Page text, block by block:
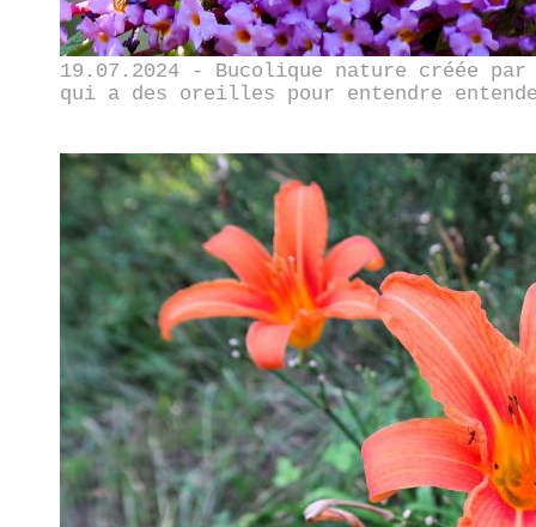
19.07.2024 - Bucolique nature créée
qui a des oreilles pour entendre